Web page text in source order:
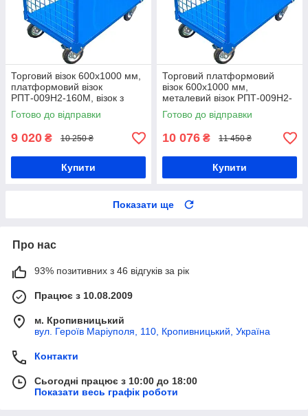
Торговий візок 600х1000 мм,
платформовий візок
РПТ-009Н2-160М, візок з
двома бортами із сітки, візок
для архіву
Готово до відправки
9 020 ₴ 10 250 ₴
Купити
Торговий платформовий
візок 600х1000 мм,
металевий візок РПТ-009Н2-
200М, візок з двома бортами
із сітки, візок для архіву
Готово до відправки
10 076 ₴ 11 450 ₴
Купити
Показати ще
Про нас
93% позитивних з 46 відгуків за рік
Працює з 10.08.2009
м. Кропивницький
вул. Героїв Маріуполя, 110, Кропивницький, Україна
Контакти
Сьогодні працює з 10:00 до 18:00
Показати весь графік роботи